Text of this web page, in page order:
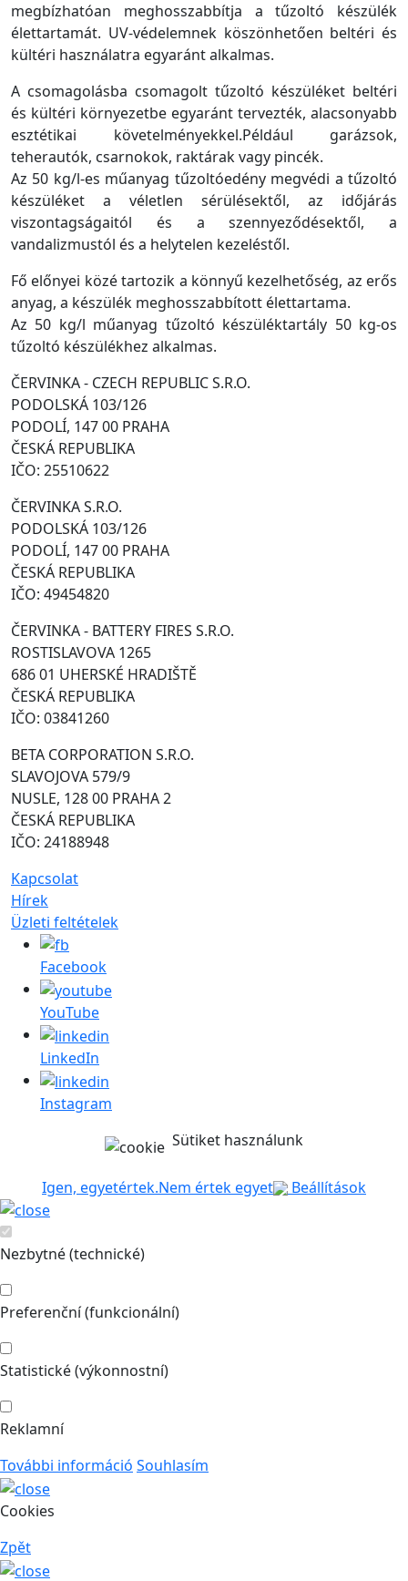
megbízhatóan meghosszabbítja a tűzoltó készülék
élettartamát. UV-védelemnek köszönhetően beltéri és
kültéri használatra egyaránt alkalmas.
A csomagolásba csomagolt tűzoltó készüléket beltéri
és kültéri környezetbe egyaránt tervezték, alacsonyabb
esztétikai követelményekkel.Például garázsok,
teherautók, csarnokok, raktárak vagy pincék.
Az 50 kg/l-es műanyag tűzoltóedény megvédi a tűzoltó
készüléket a véletlen sérülésektől, az időjárás
viszontagságaitól és a szennyeződésektől, a
vandalizmustól és a helytelen kezeléstől.
Fő előnyei közé tartozik a könnyű kezelhetőség, az erős
anyag, a készülék meghosszabbított élettartama.
Az 50 kg/l műanyag tűzoltó készüléktartály 50 kg-os
tűzoltó készülékhez alkalmas.
ČERVINKA - CZECH REPUBLIC S.R.O.
PODOLSKÁ 103/126
PODOLÍ, 147 00 PRAHA
ČESKÁ REPUBLIKA
IČO: 25510622
ČERVINKA S.R.O.
PODOLSKÁ 103/126
PODOLÍ, 147 00 PRAHA
ČESKÁ REPUBLIKA
IČO: 49454820
ČERVINKA - BATTERY FIRES S.R.O.
ROSTISLAVOVA 1265
686 01 UHERSKÉ HRADIŠTĚ
ČESKÁ REPUBLIKA
IČO: 03841260
BETA CORPORATION S.R.O.
SLAVOJOVA 579/9
NUSLE, 128 00 PRAHA 2
ČESKÁ REPUBLIKA
IČO: 24188948
Kapcsolat
Hírek
Üzleti feltételek
Facebook
YouTube
LinkedIn
Instagram
Sütiket használunk
Igen, egyetértek.Nem értek egyet Beállítások
Nezbytné (technické)
Preferenční (funkcionální)
Statistické (výkonnostní)
Reklamní
További információ Souhlasím
Cookies
Zpět